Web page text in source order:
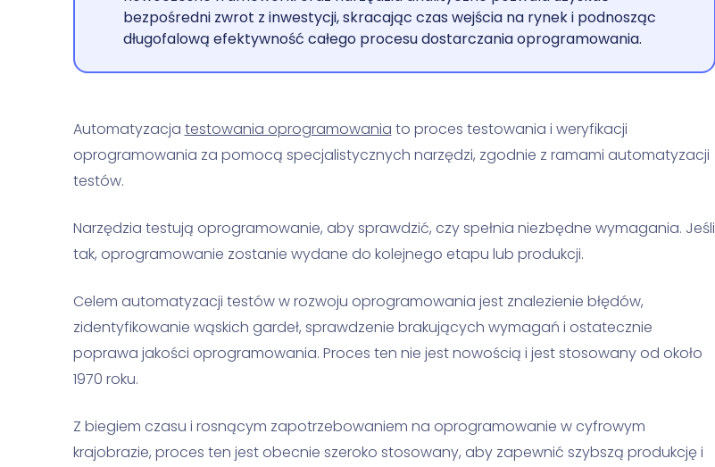
bezpośredni zwrot z inwestycji, skracając czas wejścia na rynek i podnosząc
długofalową efektywność całego procesu dostarczania oprogramowania.
Automatyzacja testowania oprogramowania to proces testowania i weryfikacji
oprogramowania za pomocą specjalistycznych narzędzi, zgodnie z ramami automatyzacji
testów.
Narzędzia testują oprogramowanie, aby sprawdzić, czy spełnia niezbędne wymagania. Jeśli
tak, oprogramowanie zostanie wydane do kolejnego etapu lub produkcji.
Celem automatyzacji testów w rozwoju oprogramowania jest znalezienie błędów,
zidentyfikowanie wąskich gardeł, sprawdzenie brakujących wymagań i ostatecznie
poprawa jakości oprogramowania. Proces ten nie jest nowością i jest stosowany od około
1970 roku.
Z biegiem czasu i rosnącym zapotrzebowaniem na oprogramowanie w cyfrowym
krajobrazie, proces ten jest obecnie szeroko stosowany, aby zapewnić szybszą produkcję i